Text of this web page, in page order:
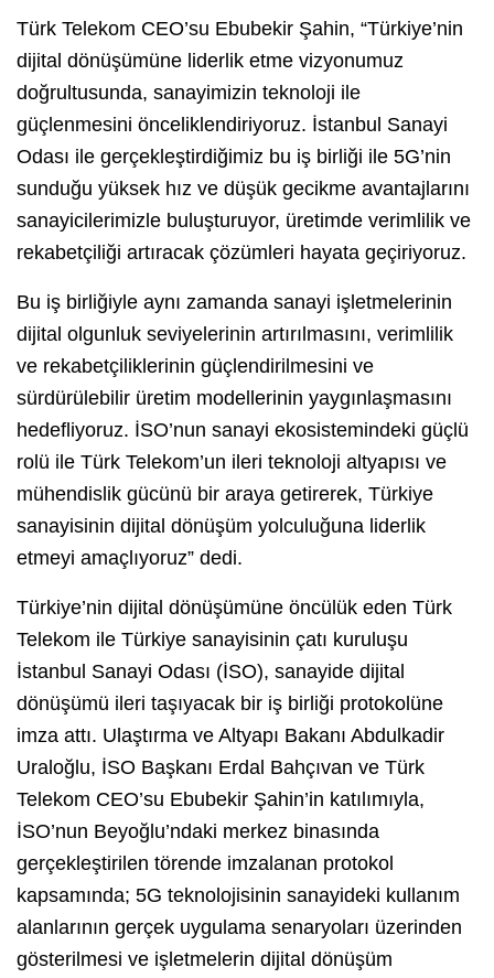
Türk Telekom CEO’su Ebubekir Şahin, “Türkiye’nin
dijital dönüşümüne liderlik etme vizyonumuz
doğrultusunda, sanayimizin teknoloji ile
güçlenmesini önceliklendiriyoruz. İstanbul Sanayi
Odası ile gerçekleştirdiğimiz bu iş birliği ile 5G’nin
sunduğu yüksek hız ve düşük gecikme avantajlarını
sanayicilerimizle buluşturuyor, üretimde verimlilik ve
rekabetçiliği artıracak çözümleri hayata geçiriyoruz.
Bu iş birliğiyle aynı zamanda sanayi işletmelerinin
dijital olgunluk seviyelerinin artırılmasını, verimlilik
ve rekabetçiliklerinin güçlendirilmesini ve
sürdürülebilir üretim modellerinin yaygınlaşmasını
hedefliyoruz. İSO’nun sanayi ekosistemindeki güçlü
rolü ile Türk Telekom’un ileri teknoloji altyapısı ve
mühendislik gücünü bir araya getirerek, Türkiye
sanayisinin dijital dönüşüm yolculuğuna liderlik
etmeyi amaçlıyoruz” dedi.
Türkiye’nin dijital dönüşümüne öncülük eden Türk
Telekom ile Türkiye sanayisinin çatı kuruluşu
İstanbul Sanayi Odası (İSO), sanayide dijital
dönüşümü ileri taşıyacak bir iş birliği protokolüne
imza attı. Ulaştırma ve Altyapı Bakanı Abdulkadir
Uraloğlu, İSO Başkanı Erdal Bahçıvan ve Türk
Telekom CEO’su Ebubekir Şahin’in katılımıyla,
İSO’nun Beyoğlu’ndaki merkez binasında
gerçekleştirilen törende imzalanan protokol
kapsamında; 5G teknolojisinin sanayideki kullanım
alanlarının gerçek uygulama senaryoları üzerinden
gösterilmesi ve işletmelerin dijital dönüşüm